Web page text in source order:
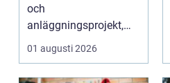
och
anläggningsprojekt,
med ansvar för att
arbetsm...
01 augusti 2026